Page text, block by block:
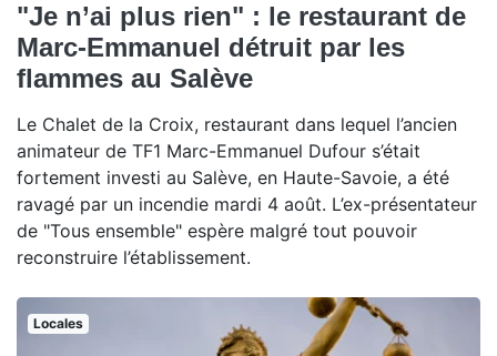
"Je n’ai plus rien" : le restaurant de
Marc-Emmanuel détruit par les
flammes au Salève
Le Chalet de la Croix, restaurant dans lequel l’ancien
animateur de TF1 Marc-Emmanuel Dufour s’était
fortement investi au Salève, en Haute-Savoie, a été
ravagé par un incendie mardi 4 août. L’ex-présentateur
de "Tous ensemble" espère malgré tout pouvoir
reconstruire l’établissement.
Locales